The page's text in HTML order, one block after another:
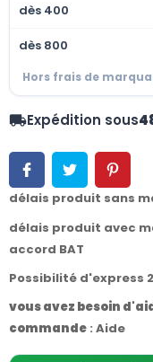
dès 400
dès 800
Hors frais de
local_shippingExpédition sous
délais produit sans
délais produit avec
accord BAT
Possibilité d'express
vous avez besoin
commande : Aide